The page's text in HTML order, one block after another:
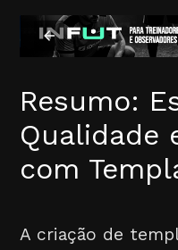
Resumo:
Qualidade
com
A criação de